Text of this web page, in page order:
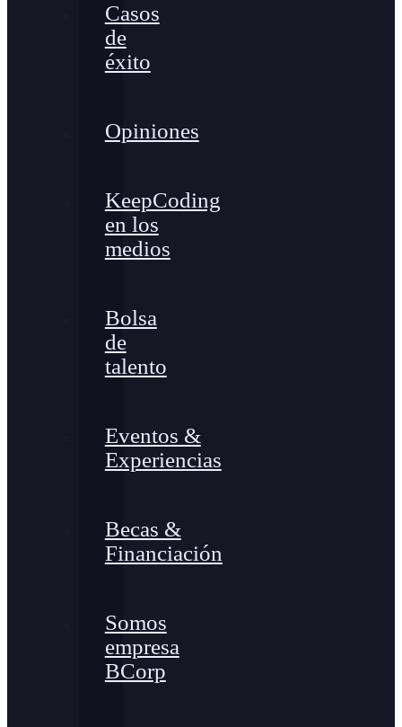
Casos
de
éxito
Opiniones
KeepCoding
en los
medios
Bolsa
de
talento
Eventos &
Experiencias
Becas &
Financiación
Somos
empresa
BCorp